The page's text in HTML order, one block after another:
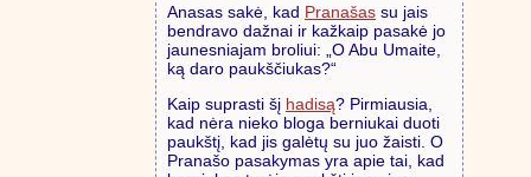
Anasas sakė, kad Pranašas su jais
bendravo dažnai ir kažkaip pasakė jo
jaunesniajam broliui: „O Abu Umaite,
ką daro paukščiukas?“
Kaip suprasti šį hadisą? Pirmiausia,
kad nėra nieko bloga berniukai duoti
paukštį, kad jis galėtų su juo žaisti. O
Pranašo pasakymas yra apie tai, kad